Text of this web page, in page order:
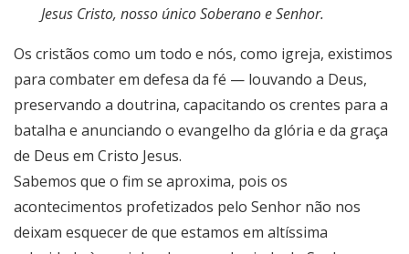
Jesus Cristo, nosso único Soberano e Senhor.
Os cristãos como um todo e nós, como igreja, existimos
para combater em defesa da fé — louvando a Deus,
preservando a doutrina, capacitando os crentes para a
batalha e anunciando o evangelho da glória e da graça
de Deus em Cristo Jesus.
Sabemos que o fim se aproxima, pois os
acontecimentos profetizados pelo Senhor não nos
deixam esquecer de que estamos em altíssima